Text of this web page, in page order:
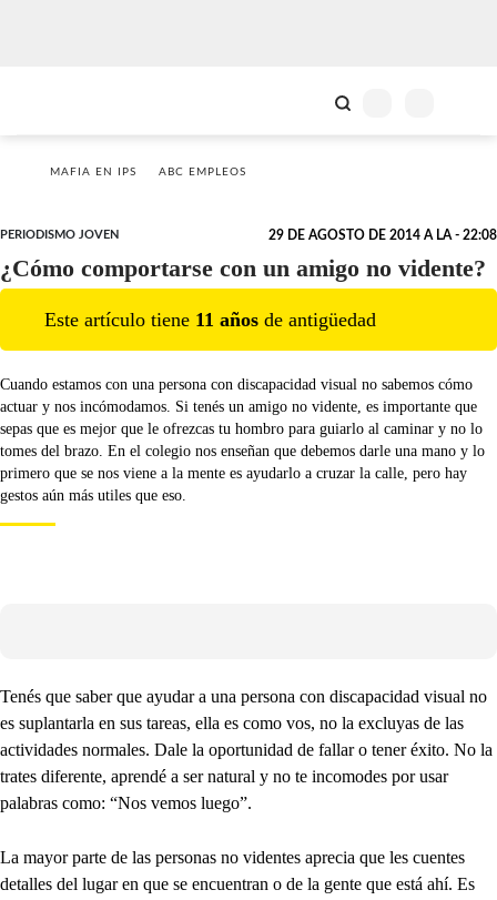
MAFIA EN IPS ABC EMPLEOS
PERIODISMO JOVEN 29 DE AGOSTO DE 2014 A LA - 22:08
¿Cómo comportarse con un amigo no vidente?
Este artículo tiene 11 años de antigüedad
Cuando estamos con una persona con discapacidad visual no sabemos cómo
actuar y nos incómodamos. Si tenés un amigo no vidente, es importante que
sepas que es mejor que le ofrezcas tu hombro para guiarlo al caminar y no lo
tomes del brazo. En el colegio nos enseñan que debemos darle una mano y lo
primero que se nos viene a la mente es ayudarlo a cruzar la calle, pero hay
gestos aún más utiles que eso.
Tenés que saber que ayudar a una persona con discapacidad visual no
es suplantarla en sus tareas, ella es como vos, no la excluyas de las
actividades normales. Dale la oportunidad de fallar o tener éxito. No la
trates diferente, aprendé a ser natural y no te incomodes por usar
palabras como: “Nos vemos luego”.
La mayor parte de las personas no videntes aprecia que les cuentes
detalles del lugar en que se encuentran o de la gente que está ahí. Es